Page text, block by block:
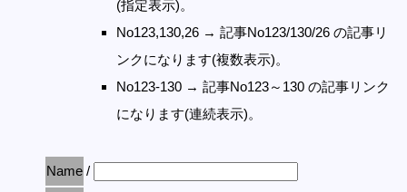
(指定表示)。
No123,130,26 → 記事No123/130/26 の記事リ
ンクになります(複数表示)。
No123-130 → 記事No123～130 の記事リンク
になります(連続表示)。
Name /